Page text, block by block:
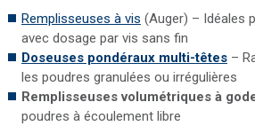
Remplisseuses à vis (Auger) – Idéales
avec dosage par vis sans fin
Doseuses pondéraux multi-têtes–
les poudres granulées ou irrégulières
Remplisseuses volumétriques à
poudres à écoulement libre